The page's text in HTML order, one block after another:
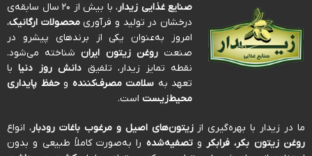
صنایع غذایی زیدار
، با بیش از ۲۰ سال سابقه‌ی
درخشان در تولید و فرآوریمحصولات ارگانیک،
امروز به‌عنوان یکی از برندهای پیشرو در
صنعتروغن زیتون ایرانشناخته می‌شود.
نقطه تمایز زیدار، تلفیق دانش روز دنیابا
تعهد به سلامت مصرف‌کننده وحفظ پایداری
محیط‌زیست است.
ما در زیدار با بهره‌گیری اززیتون‌های اصیل و مرغوب باغات رودبار، انواع
روغن زیتون بکر، فرابکر وتصفیه‌شده را به‌صورت کاملاً طبیعی و بدون